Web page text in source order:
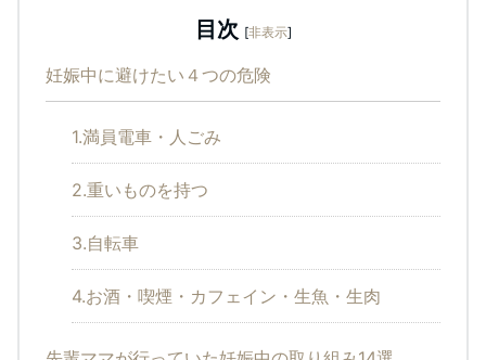
目次 [非表示]
妊娠中に避けたい４つの危険
1.満員電車・人ごみ
2.重いものを持つ
3.自転車
4.お酒・喫煙・カフェイン・生魚・生肉